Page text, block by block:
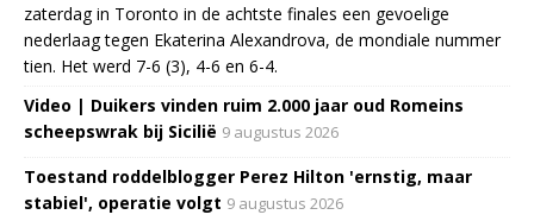
zaterdag in Toronto in de achtste finales een gevoelige
nederlaag tegen Ekaterina Alexandrova, de mondiale nummer
tien. Het werd 7-6 (3), 4-6 en 6-4.
Video | Duikers vinden ruim 2.000 jaar oud Romeins
scheepswrak bij Sicilië 9 augustus 2026
Toestand roddelblogger Perez Hilton 'ernstig, maar
stabiel', operatie volgt 9 augustus 2026